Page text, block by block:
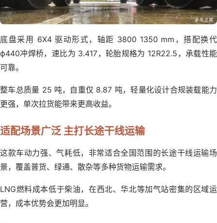
底盘采用 6X4 驱动形式，轴距 3800 1350 mm，搭配换代
ф440冲焊桥，速比为 3.417，轮胎规格为 12R22.5，承载性能
可靠。
整车总质量 25 吨，自重仅 8.87 吨，轻量化设计合规装载能力
更强，单次拉货能带来更高收益。
适配场景广泛 主打长途干线运输
这款车动力强、气耗低，非常适合全国范围的长途干线运输场
景，覆盖普货、绿通、散杂等多种货物运输需求。
LNG燃料成本低于柴油，在西北、华北等加气站密集的区域运
营，成本优势会更加明显。